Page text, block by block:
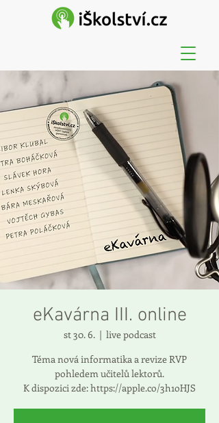
eKavárna III. online
st 30. 6.
  |
live podcast
Téma nová informatika a revize RVP
pohledem učitelů lektorů.
K dispozici zde: https://apple.co/3h1oHJS